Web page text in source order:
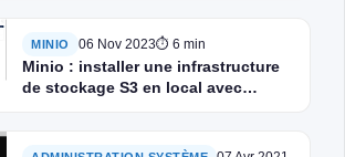
MINIO 06 Nov 2023⏱ 6 min
Minio : installer une infrastructure
de stockage S3 en local avec